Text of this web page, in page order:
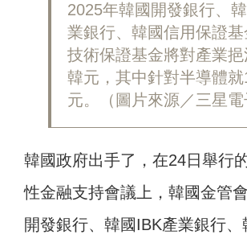
2025年韓國開發銀行、
業銀行、韓國信用保證基
技術保證基金將對產業
韓元，其中針對半導體
元。（圖片來源／三星電
韓國政府出手了，在24日舉行
性金融支持會議上，韓國金管
開發銀行、韓國IBK產業銀行、